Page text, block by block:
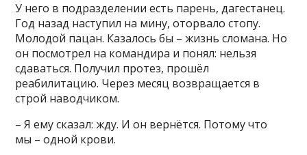
У него в подразделении есть парень, дагестанец.
Год назад наступил на мину, оторвало стопу.
Молодой пацан. Казалось бы – жизнь сломана. Но
он посмотрел на командира и понял: нельзя
сдаваться. Получил протез, прошёл
реабилитацию. Через месяц возвращается в
строй наводчиком.
– Я ему сказал: жду. И он вернётся. Потому что
мы – одной крови.